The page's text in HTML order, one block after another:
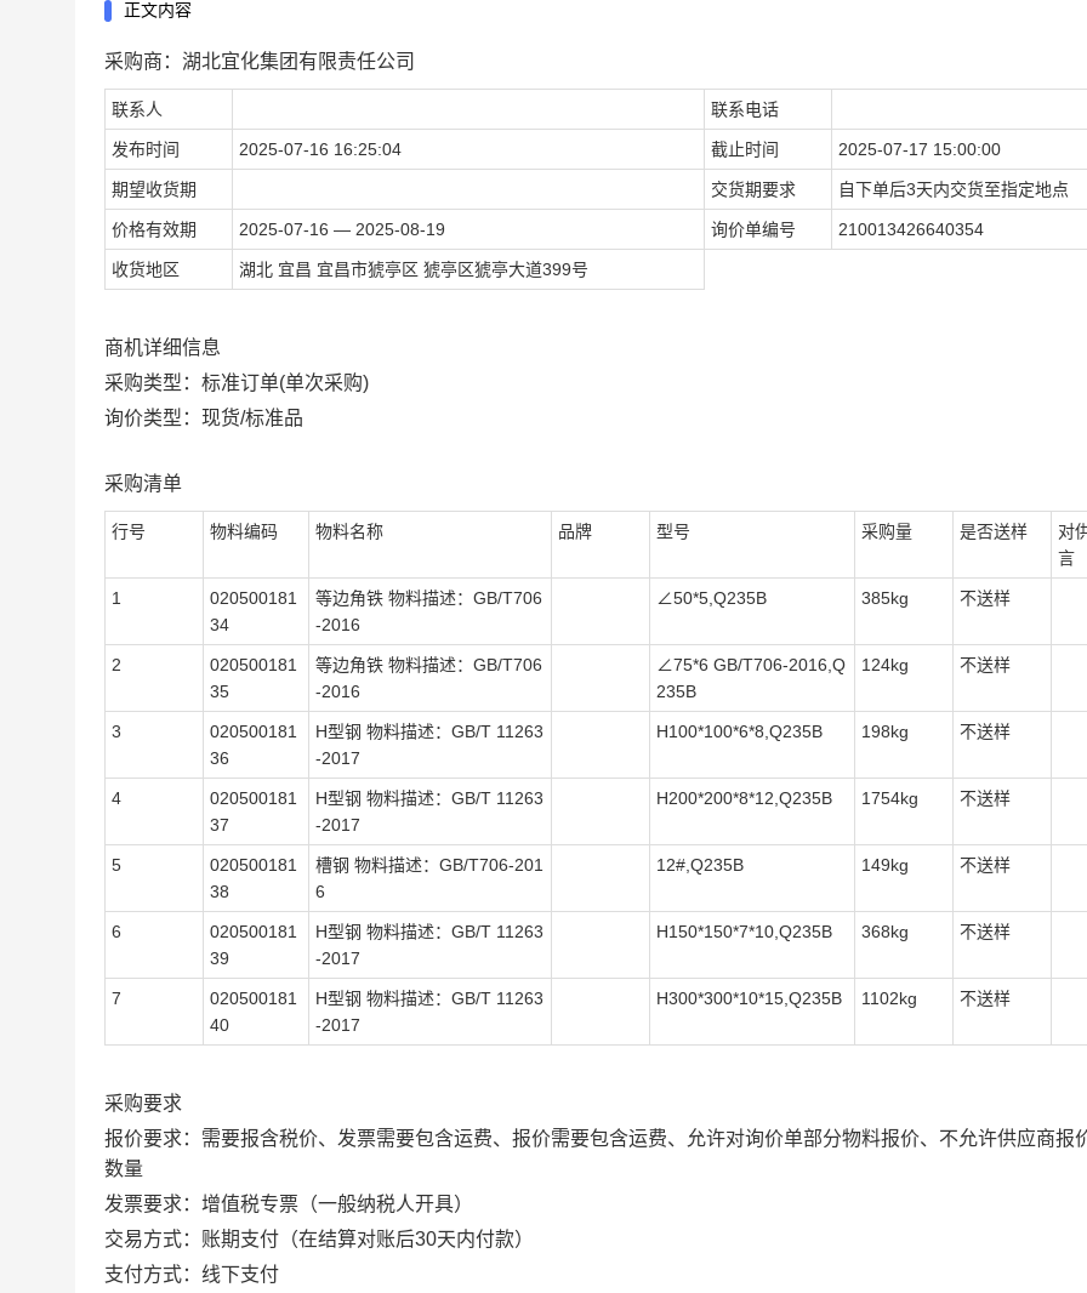
正文内容
采购商：湖北宜化集团有限责任公司
联系人 联系电话
发布时间 2025-07-16 16:25:04 截止时间 2025-07-17 15:00:00
期望收货期 交货期要求 自下单后3天内交货至指定地点
价格有效期 2025-07-16 — 2025-08-19 询价单编号 210013426640354
收货地区 湖北 宜昌 宜昌市猇亭区 猇亭区猇亭大道399号
商机详细信息
采购类型：标准订单(单次采购)
询价类型：现货/标准品
采购清单
行号 物料编码 物料名称 品牌 型号 采购量 是否送样
对
言
1
020500181
34
等边角铁 物料描述：GB/T706
-2016
∠50*5,Q235B 385kg 不送样
2
020500181
35
等边角铁 物料描述：GB/T706
-2016
∠75*6 GB/T706-2016,Q
235B
124kg 不送样
3
020500181
36
H型钢 物料描述：GB/T 11263
-2017
H100*100*6*8,Q235B 198kg 不送样
4
020500181
37
H型钢 物料描述：GB/T 11263
-2017
H200*200*8*12,Q235B 1754kg 不送样
5
020500181
38
槽钢 物料描述：GB/T706-201
6
12#,Q235B 149kg 不送样
6
020500181
39
H型钢 物料描述：GB/T 11263
-2017
H150*150*7*10,Q235B 368kg 不送样
7
020500181
40
H型钢 物料描述：GB/T 11263
-2017
H300*300*10*15,Q235B 1102kg 不送样
采购要求
报价要求：需要报含税价、发票需要包含运费、报价需要包含运费、允许对询价单部分物料报价、不允许供应商报
数量
发票要求：增值税专票（一般纳税人开具）
交易方式：账期支付（在结算对账后30天内付款）
支付方式：线下支付